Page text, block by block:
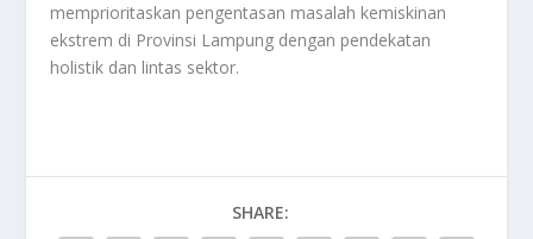
memprioritaskan pengentasan masalah kemiskinan
ekstrem di Provinsi Lampung dengan pendekatan
holistik dan lintas sektor.
SHARE: